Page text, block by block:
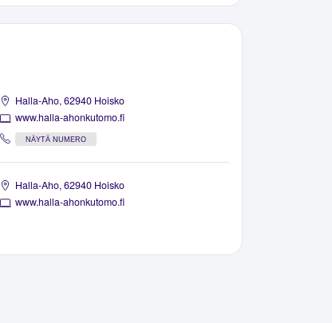
Halla-Aho, 62940 Hoisko
www.halla-ahonkutomo.fi
NÄYTÄ NUMERO
Halla-Aho, 62940 Hoisko
www.halla-ahonkutomo.fi